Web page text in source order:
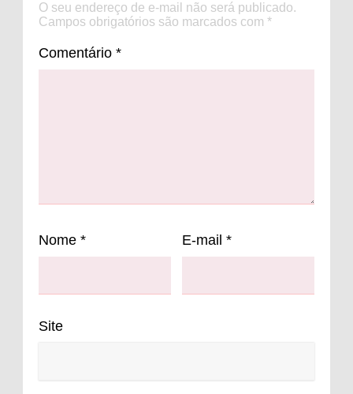
O seu endereço de e-mail não será publicado.
Campos obrigatórios são marcados com *
Comentário *
Nome * E-mail *
Site